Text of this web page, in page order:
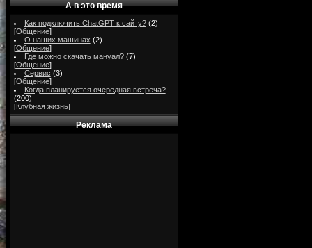
А в это время
Как подключить ChatGPT к сайту? (2)
[Общение]
О наших машинах (2)
[Общение]
Где можно скачать мануал? (7)
[Общение]
Сервис (3)
[Общение]
Когда планируется очередная встреча?
(200)
[Клубная жизнь]
Реклама